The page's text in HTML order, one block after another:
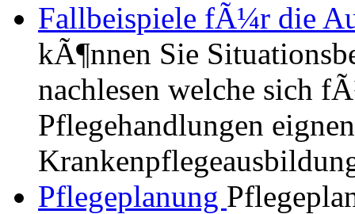
Fallbeispiele fÃ¼r die
kÃ¶nnen Sie
nachlesen welche sich
Pflegehandlungen
Pflegeplanung